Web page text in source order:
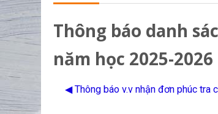
Thông báo danh
năm học 2025-2026
◀︎ Thông báo v.v nhận đơn phúc tra